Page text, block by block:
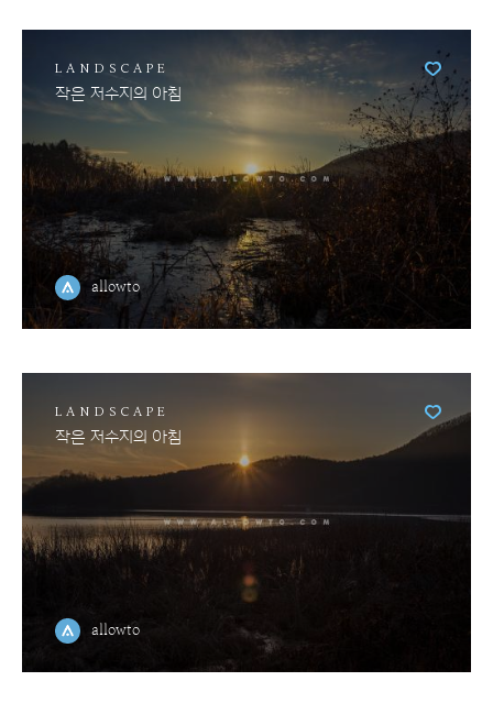
LANDSCAPE
작은 저수지의 아침
allowto
LANDSCAPE
작은 저수지의 아침
allowto